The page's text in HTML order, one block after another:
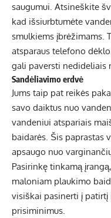
saugumui. Atsineškite
kad išsiurbtumėte
smulkiems įbrėžimams.
atsparaus telefono
gali paversti nedideliais
Sandėliavimo erdvė
Jums taip pat reikės
savo daiktus nuo
vandeniui atspariais
baidarės. Šis paprastas
apsaugo nuo
Pasirinkę tinkamą
maloniam plaukimo
visiškai pasinerti į
prisiminimus.